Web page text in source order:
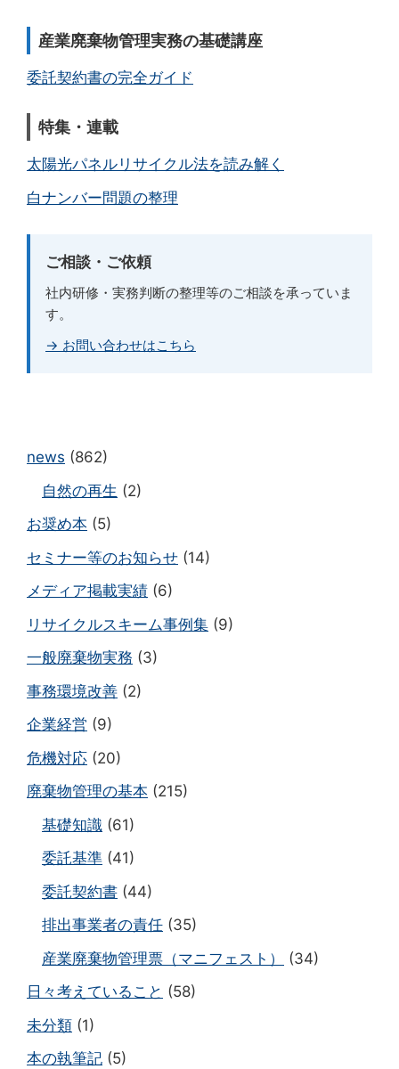
産業廃棄物管理実務の基礎講座
委託契約書の完全ガイド
特集・連載
太陽光パネルリサイクル法を読み解く
白ナンバー問題の整理
ご相談・ご依頼
社内研修・実務判断の整理等のご相談を承っていま
す。
→ お問い合わせはこちら
news (862)
自然の再生 (2)
お奨め本 (5)
セミナー等のお知らせ (14)
メディア掲載実績 (6)
リサイクルスキーム事例集 (9)
一般廃棄物実務 (3)
事務環境改善 (2)
企業経営 (9)
危機対応 (20)
廃棄物管理の基本 (215)
基礎知識 (61)
委託基準 (41)
委託契約書 (44)
排出事業者の責任 (35)
産業廃棄物管理票（マニフェスト）
(34)
日々考えていること (58)
未分類 (1)
本の執筆記 (5)